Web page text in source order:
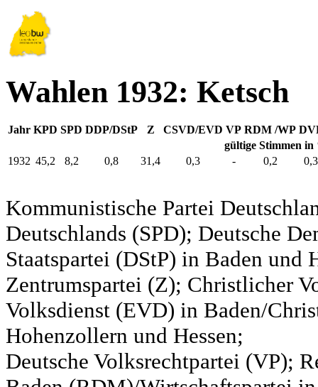
Wahlen 1932: Ketsch
Jahr KPD SPD DDP/DStP Z CSVD/EVD VP RDM /WP
gültige Stimmen in
1932 45,2 8,2 0,8 31,4 0,3 - 0,2 0,3
Kommunistische Partei
Deutschlands (SPD); Deutsche
Staatspartei (DStP) in Baden und
Zentrumspartei (Z); Christlicher
Volksdienst (EVD) in Baden/
Hohenzollern und Hessen;
Deutsche Volksrechtpartei (VP);